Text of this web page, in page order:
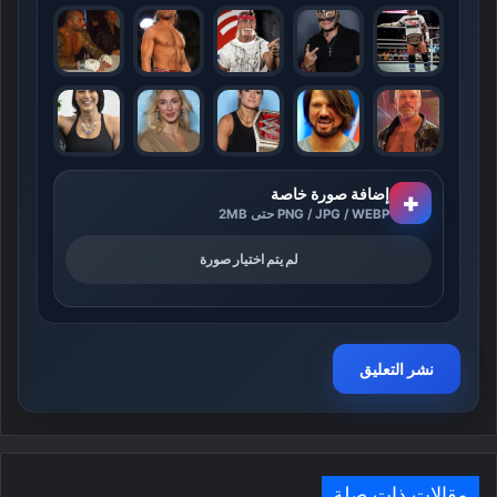
+ إضافة صورة خاصة
PNG / JPG / WEBP حتى 2MB
لم يتم اختيار صورة